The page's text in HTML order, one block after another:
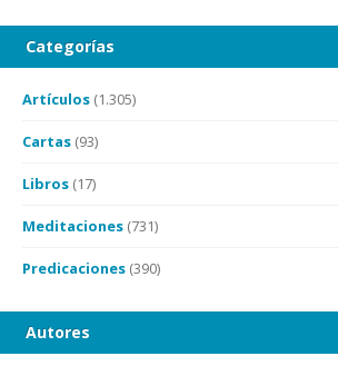
Categorías
Artículos (1.305)
Cartas (93)
Libros (17)
Meditaciones (731)
Predicaciones (390)
Autores